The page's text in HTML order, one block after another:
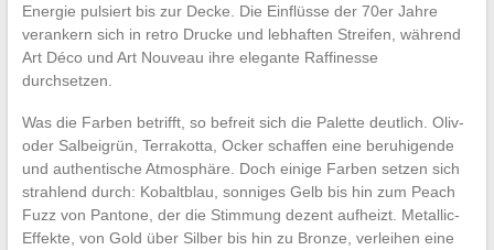
Energie pulsiert bis zur Decke. Die Einflüsse der 70er Jahre
verankern sich in retro Drucke und lebhaften Streifen, während
Art Déco und Art Nouveau ihre elegante Raffinesse
durchsetzen.
Was die Farben betrifft, so befreit sich die Palette deutlich. Oliv-
oder Salbeigrün, Terrakotta, Ocker schaffen eine beruhigende
und authentische Atmosphäre. Doch einige Farben setzen sich
strahlend durch: Kobaltblau, sonniges Gelb bis hin zum Peach
Fuzz von Pantone, der die Stimmung dezent aufheizt. Metallic-
Effekte, von Gold über Silber bis hin zu Bronze, verleihen eine